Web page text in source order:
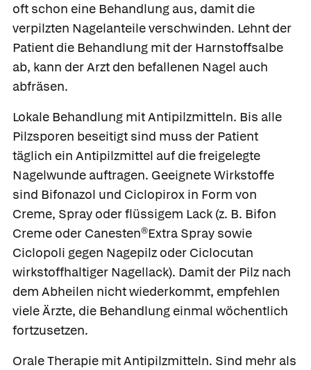
oft schon eine Behandlung aus, damit die
verpilzten Nagelanteile verschwinden. Lehnt der
Patient die Behandlung mit der Harnstoffsalbe
ab, kann der Arzt den befallenen Nagel auch
abfräsen.
Lokale Behandlung mit Antipilzmitteln. Bis alle
Pilzsporen beseitigt sind muss der Patient
täglich ein Antipilzmittel auf die freigelegte
Nagelwunde auftragen. Geeignete Wirkstoffe
sind Bifonazol und Ciclopirox in Form von
Creme, Spray oder flüssigem Lack (z. B. Bifon
Creme oder Canesten®Extra Spray sowie
Ciclopoli gegen Nagepilz oder Ciclocutan
wirkstoffhaltiger Nagellack). Damit der Pilz nach
dem Abheilen nicht wiederkommt, empfehlen
viele Ärzte, die Behandlung einmal wöchentlich
fortzusetzen.
Orale Therapie mit Antipilzmitteln. Sind mehr als